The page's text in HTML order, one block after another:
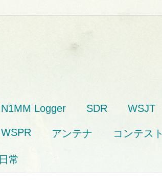
N1MM Logger SDR WSJT
WSPR アンテナ コンテスト
日常